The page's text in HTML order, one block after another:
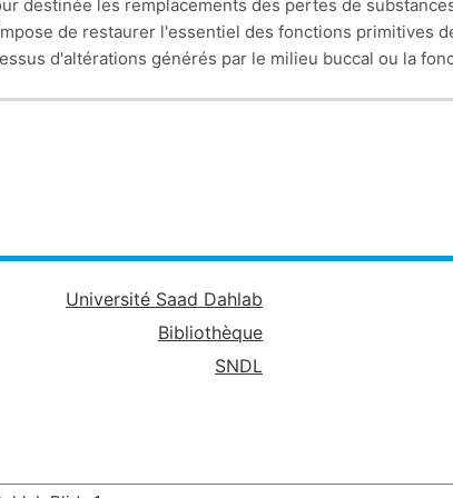
destinée les remplacements des pertes de
de restaurer l'essentiel des fonctions primitives
d'altérations générés par le milieu buccal ou la
Université Saad Dahlab
Bibliothèque
SNDL